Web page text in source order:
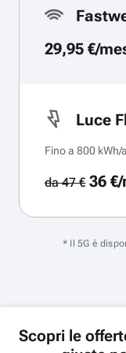
29,95 €/
Luce
Fino a 800 kWh/
da 47 €36 €/
* Il 5G è
Scopri le